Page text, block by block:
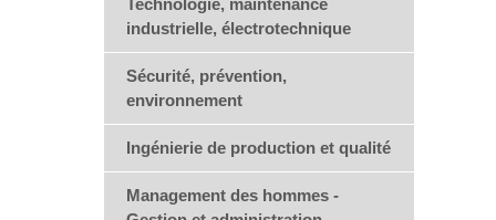
Technologie, maintenance
industrielle, électrotechnique
Sécurité, prévention,
environnement
Ingénierie de production et qualité
Management des hommes -